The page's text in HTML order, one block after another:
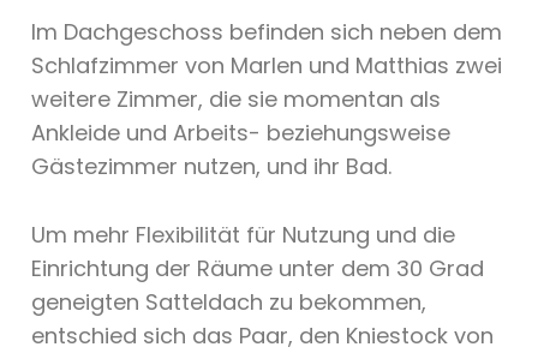
Im Dachgeschoss befinden sich neben dem
Schlafzimmer von Marlen und Matthias zwei
weitere Zimmer, die sie momentan als
Ankleide und Arbeits- beziehungsweise
Gästezimmer nutzen, und ihr Bad.
Um mehr Flexibilität für Nutzung und die
Einrichtung der Räume unter dem 30 Grad
geneigten Satteldach zu bekommen,
entschied sich das Paar, den Kniestock von